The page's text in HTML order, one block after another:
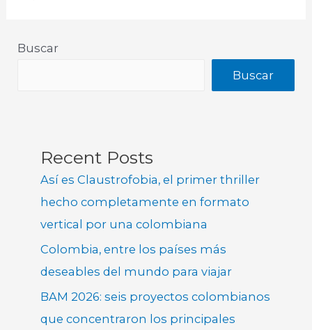
Buscar
Buscar
Recent Posts
Así es Claustrofobia, el primer thriller
hecho completamente en formato
vertical por una colombiana
Colombia, entre los países más
deseables del mundo para viajar
BAM 2026: seis proyectos colombianos
que concentraron los principales